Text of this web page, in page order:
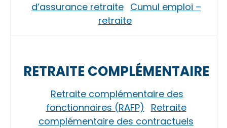
d’assurance retraite Cumul emploi –
retraite
RETRAITE COMPLÉMENTAIRE
Retraite complémentaire des
fonctionnaires (RAFP)
Retraite
complémentaire des contractuels